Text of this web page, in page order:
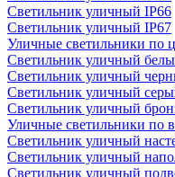
Светильник уличный IP66
Светильник уличный IP67
Уличные светильники по
Светильник уличный
Светильник уличный
Светильник уличный
Светильник уличный
Уличные светильники по
Светильник уличный
Светильник уличный
Светильник уличный